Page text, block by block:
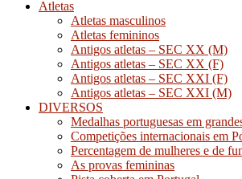
Atletas
Atletas masculinos
Atletas femininos
Antigos atletas – SEC XX (M)
Antigos atletas – SEC XX (F)
Antigos atletas – SEC XXI (F)
Antigos atletas – SEC XXI (M)
DIVERSOS
Medalhas portuguesas em
Competições internacionais em
Percentagem de mulheres e de
As provas femininas